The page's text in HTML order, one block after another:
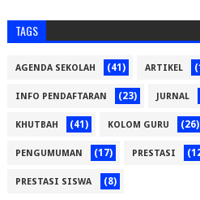
TAGS
AGENDA SEKOLAH (41) ARTIKEL
INFO PENDAFTARAN (23) JURNAL
KHUTBAH (41) KOLOM GURU (26)
PENGUMUMAN (17) PRESTASI
PRESTASI SISWA (8)